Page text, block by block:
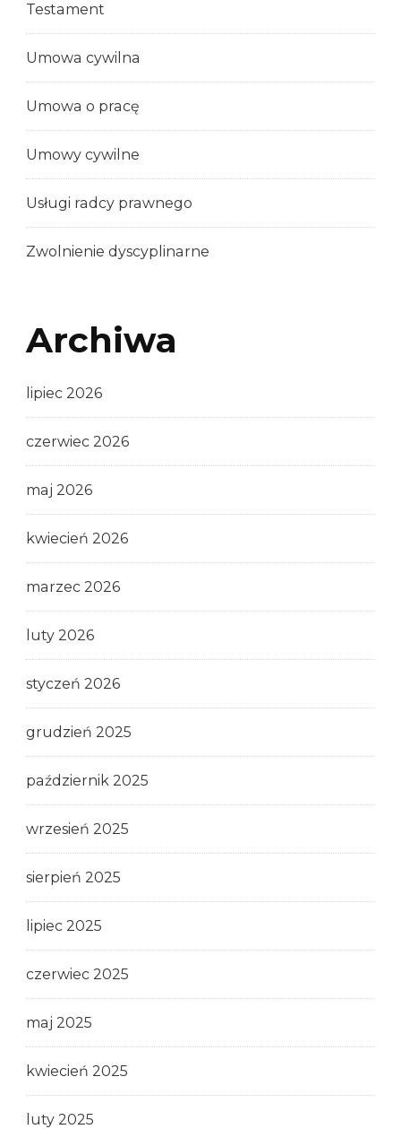
Testament
Umowa cywilna
Umowa o pracę
Umowy cywilne
Usługi radcy prawnego
Zwolnienie dyscyplinarne
Archiwa
lipiec 2026
czerwiec 2026
maj 2026
kwiecień 2026
marzec 2026
luty 2026
styczeń 2026
grudzień 2025
październik 2025
wrzesień 2025
sierpień 2025
lipiec 2025
czerwiec 2025
maj 2025
kwiecień 2025
luty 2025